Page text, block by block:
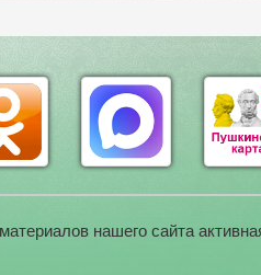
нашего сайта